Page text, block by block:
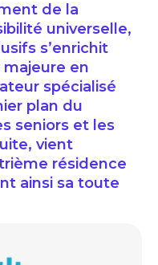
de la
universelle,
s’enrichit
en
spécialisé
plan du
seniors et les
vient
résidence
ainsi sa toute